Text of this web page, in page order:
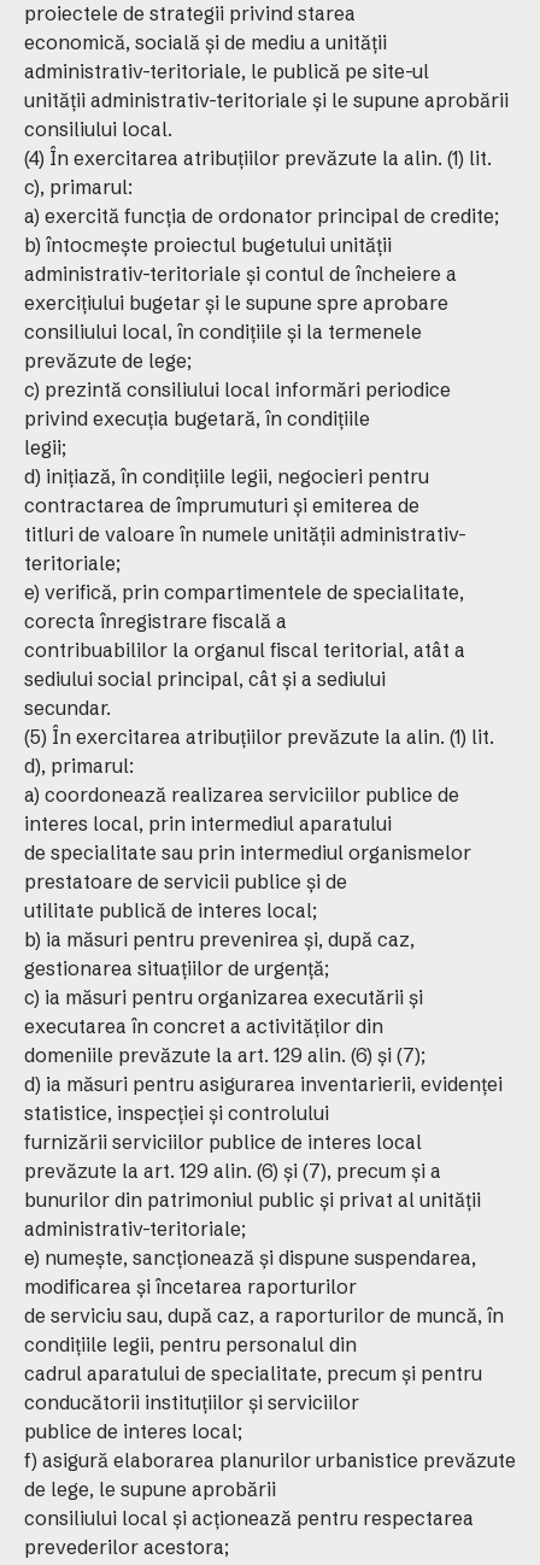
proiectele de strategii privind starea
economică, socială şi de mediu a unităţii
administrativ-teritoriale, le publică pe site-ul
unităţii administrativ-teritoriale şi le supune aprobării
consiliului local.
(4) În exercitarea atribuţiilor prevăzute la alin. (1) lit.
c), primarul:
a) exercită funcţia de ordonator principal de credite;
b) întocmeşte proiectul bugetului unităţii
administrativ-teritoriale şi contul de încheiere a
exerciţiului bugetar şi le supune spre aprobare
consiliului local, în condiţiile şi la termenele
prevăzute de lege;
c) prezintă consiliului local informări periodice
privind execuţia bugetară, în condiţiile
legii;
d) iniţiază, în condiţiile legii, negocieri pentru
contractarea de împrumuturi şi emiterea de
titluri de valoare în numele unităţii administrativ-
teritoriale;
e) verifică, prin compartimentele de specialitate,
corecta înregistrare fiscală a
contribuabililor la organul fiscal teritorial, atât a
sediului social principal, cât şi a sediului
secundar.
(5) În exercitarea atribuţiilor prevăzute la alin. (1) lit.
d), primarul:
a) coordonează realizarea serviciilor publice de
interes local, prin intermediul aparatului
de specialitate sau prin intermediul organismelor
prestatoare de servicii publice şi de
utilitate publică de interes local;
b) ia măsuri pentru prevenirea şi, după caz,
gestionarea situaţiilor de urgenţă;
c) ia măsuri pentru organizarea executării şi
executarea în concret a activităţilor din
domeniile prevăzute la art. 129 alin. (6) şi (7);
d) ia măsuri pentru asigurarea inventarierii, evidenţei
statistice, inspecţiei şi controlului
furnizării serviciilor publice de interes local
prevăzute la art. 129 alin. (6) şi (7), precum şi a
bunurilor din patrimoniul public şi privat al unităţii
administrativ-teritoriale;
e) numeşte, sancţionează şi dispune suspendarea,
modificarea şi încetarea raporturilor
de serviciu sau, după caz, a raporturilor de muncă, în
condiţiile legii, pentru personalul din
cadrul aparatului de specialitate, precum şi pentru
conducătorii instituţiilor şi serviciilor
publice de interes local;
f) asigură elaborarea planurilor urbanistice prevăzute
de lege, le supune aprobării
consiliului local şi acţionează pentru respectarea
prevederilor acestora;